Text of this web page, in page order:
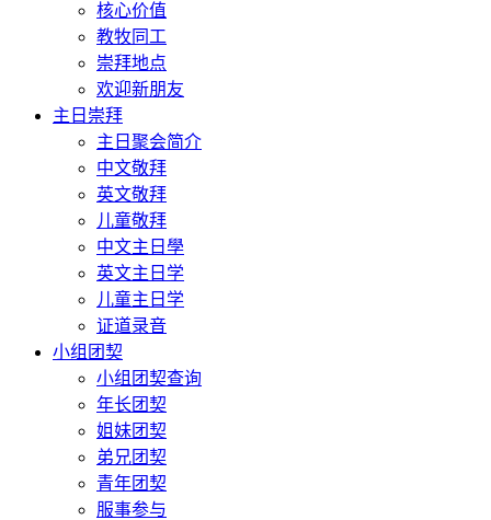
核心价值
教牧同工
崇拜地点
欢迎新朋友
主日崇拜
主日聚会简介
中文敬拜
英文敬拜
儿童敬拜
中文主日學
英文主日学
儿童主日学
证道录音
小组团契
小组团契查询
年长团契
姐妹团契
弟兄团契
青年团契
服事参与